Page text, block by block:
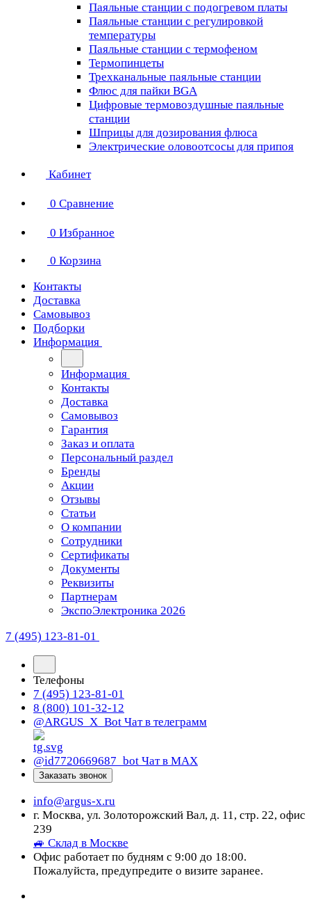
Паяльные станции с подогревом платы
Паяльные станции с регулировкой
температуры
Паяльные станции с термофеном
Термопинцеты
Трехканальные паяльные станции
Флюс для пайки BGA
Цифровые термовоздушные паяльные
станции
Шприцы для дозирования флюса
Электрические оловоотсосы для припоя
Кабинет
0 Сравнение
0 Избранное
0 Корзина
Контакты
Доставка
Самовывоз
Подборки
Информация
Информация
Контакты
Доставка
Самовывоз
Гарантия
Заказ и оплата
Персональный раздел
Бренды
Акции
Отзывы
Статьи
О компании
Сотрудники
Сертификаты
Документы
Реквизиты
Партнерам
ЭкспоЭлектроника 2026
7 (495) 123-81-01
Телефоны
7 (495) 123-81-01
8 (800) 101-32-12
@ARGUS_X_Bot Чат в телеграмм
@id7720669687_bot Чат в МАХ
Заказать звонок
info@argus-x.ru
г. Москва, ул. Золоторожский Вал, д. 11, стр. 22, офис
239
🚙 Склад в Москве
Офис работает по будням с 9:00 до 18:00.
Пожалуйста, предупредите о визите заранее.